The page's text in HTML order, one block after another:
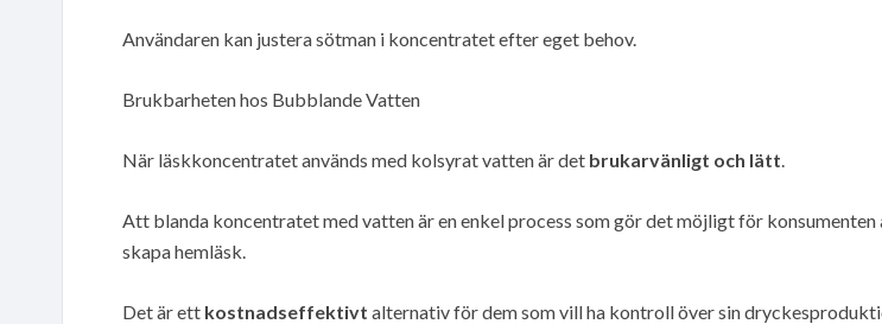
Användaren kan justera sötman i koncentratet efter eget behov.
Brukbarheten hos Bubblande Vatten
När läskkoncentratet används med kolsyrat vatten är det brukarvänligt och lätt.
Att blanda koncentratet med vatten är en enkel process som gör det möjligt för
skapa hemläsk.
Det är ett kostnadseffektivt alternativ för dem som vill ha kontroll över sin